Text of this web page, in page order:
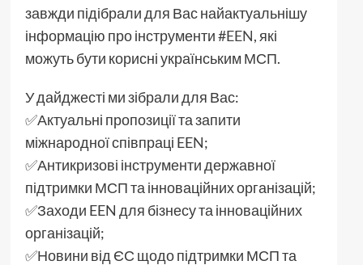
завжди підібрали для Вас найактуальнішу
інформацію про інструменти#EEN, які
можуть бути корисні українським МСП.
У дайджесті ми зібрали для Вас:
✅Актуальні пропозиції та запити
міжнародної співпраці EEN;
✅Антикризові інструменти державної
підтримки МСП та інноваційних організацій;
✅Заходи EEN для бізнесу та інноваційних
організацій;
✅Новини від ЄС щодо підтримки МСП та